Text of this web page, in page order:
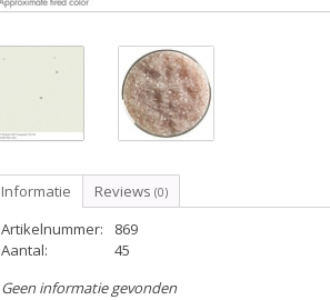
Informatie Reviews (0)
Artikelnummer:
869
Aantal:
45
Geen informatie gevonden